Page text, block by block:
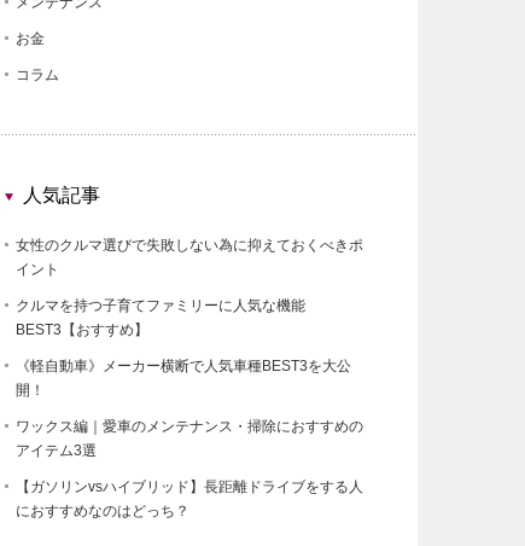
お金
コラム
人気記事
女性のクルマ選びで失敗しない為に抑えておくべきポ
イント
クルマを持つ子育てファミリーに人気な機能
BEST3【おすすめ】
《軽自動車》メーカー横断で人気車種BEST3を大公
開！
ワックス編｜愛車のメンテナンス・掃除におすすめの
アイテム3選
【ガソリンvsハイブリッド】長距離ドライブをする人
におすすめなのはどっち？